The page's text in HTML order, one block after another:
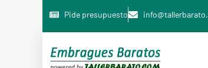
Pide presupuesto